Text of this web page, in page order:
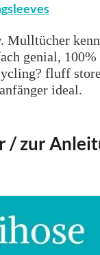
Mulltücher
genial,
fluff
ideal.
/ zur